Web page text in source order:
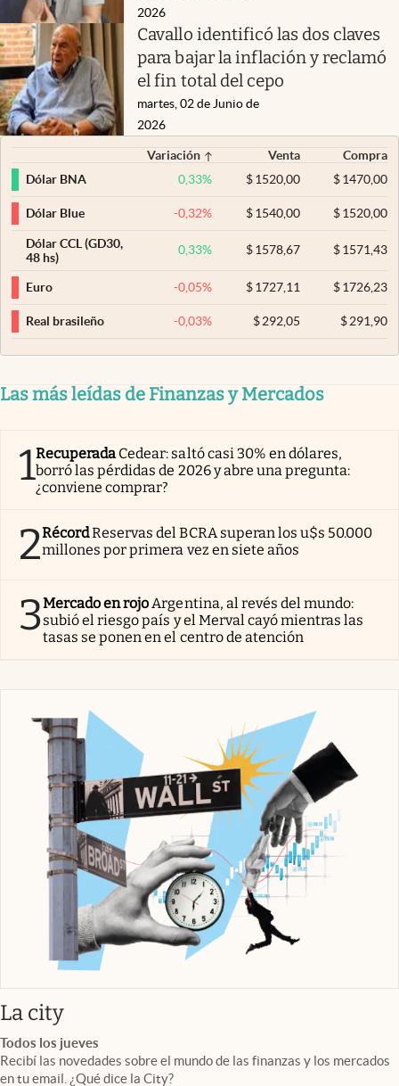
2026
Cavallo identificó las dos claves
para bajar la inflación y reclamó
el fin total del cepo
martes, 02 de Junio de
2026
Variación Venta
Compra
Dólar BNA
0,33% $ 1520,00 $1470,00
Dólar Blue -0,32% $ 1540,00 $1520,00
Dólar CCL (GD30,
48 hs)
0,33% $ 1578,67 $1571,43
Euro -0,05% $ 1727,11 $1726,23
Real brasileño -0,03% $ 292,05 $291,90
Las más leídas de Finanzas y Mercados
1Recuperada Cedear: saltó casi 30% en dólares,
borró las pérdidas de 2026 y abre una pregunta:
¿conviene comprar?
2RécordReservas del BCRA superan los u$s 50.000
millones por primera vez en siete años
3Mercado en rojoArgentina, al revés del mundo:
subió el riesgo país y el Merval cayó mientras las
tasas se ponen en el centro de atención
La cityabre en nueva pestaña
Todos los jueves
Recibí las novedades sobre el mundo de las finanzas y los mercados
en tu email. ¿Qué dice la City?